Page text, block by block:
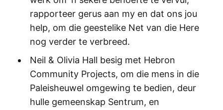
rapporteer gerus aan my en dat ons jou
help, om die geestelike Net van die Here
nog verder te verbreed.
Neil & Olivia Hall besig met Hebron
Community Projects, om die mens in die
Paleisheuwel omgewing te bedien, deur
hulle gemeenskap Sentrum, en